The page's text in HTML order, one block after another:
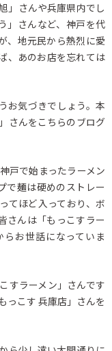
」さんや兵庫県内でし
」さんなど、神戸を代
、地元民から熱烈に愛
、あのお店を忘れては
お気づきでしょう。本
さんをこちらのブログ
戸で始まったラーメン
で麺は硬めのストレー
てほど入っており、ボ
さんは「もっこすラー
お世話になっていま
すラーメン」さんです
っこす 兵庫店」さんを